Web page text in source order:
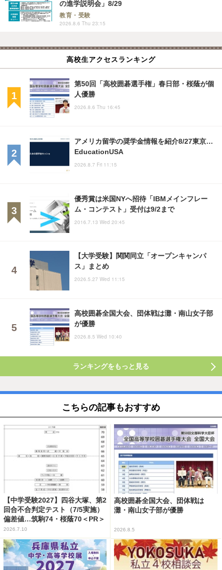
の進学説明会」8/29
教育・受験
2026.8.6 Thu 23:15
高校生アクセスランキング
第50回「高校囲碁選手権」春日部・桜蔭が個
人優勝
2026.8.6 Thu 16:45
アメリカ留学の奨学金情報を紹介8/27東京…
EducationUSA
2026.8.7 Fri 11:15
優秀賞は米国NYへ招待「IBMメインフレー
ム・コンテスト」受付は9/2まで
2016.7.13 Wed 20:45
【大学受験】関関同立「オープンキャンパ
ス」まとめ
2026.5.27 Wed 11:15
高校囲碁全国大会、団体戦は灘・南山女子部
が優勝
2026.8.5 Wed 10:40
ランキングをもっと見る
こちらの記事もおすすめ
【中学受験2027】四谷大塚、第2
回合不合判定テスト（7/5実施）
偏差値…筑駒74・桜蔭70＜PR＞
2026.7.10
高校囲碁全国大会、団体戦は
灘・南山女子部が優勝
2026.8.5